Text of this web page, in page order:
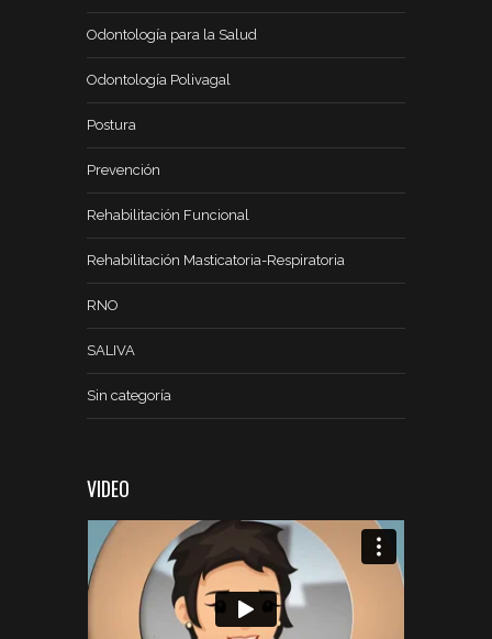
Odontología para la Salud
Odontología Polivagal
Postura
Prevención
Rehabilitación Funcional
Rehabilitación Masticatoria-Respiratoria
RNO
SALIVA
Sin categoría
VIDEO